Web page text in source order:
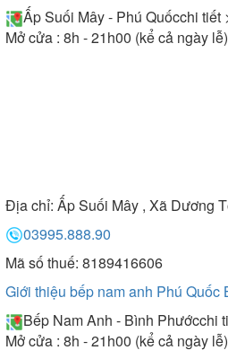
Ấp Suối Mây - Phú Quốcchi tiết
Mở cửa : 8h - 21h00 (kể cả ngày lễ)
Địa chỉ: Ấp Suối Mây , Xã Dương
03995.888.90
Mã số thuế: 8189416606
Giới thiệu bếp nam anh Phú Quốc
Bếp Nam Anh - Bình Phướcchi
Mở cửa : 8h - 21h00 (kể cả ngày lễ)